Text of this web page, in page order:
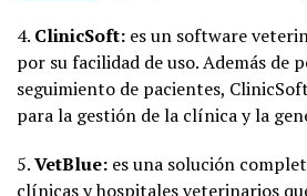
4. ClinicSoft: es un software
por su facilidad de uso. Además de
seguimiento de pacientes,
para la gestión de la clínica y la
5.VetBlue: es una solución
clínicas y hospitales veterinarios